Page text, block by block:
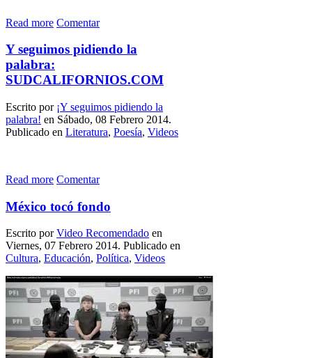
Read more Comentar
Y seguimos pidiendo la
palabra:
SUDCALIFORNIOS.COM
Escrito por ¡Y seguimos pidiendo la
palabra! en Sábado, 08 Febrero 2014.
Publicado en Literatura, Poesía, Videos
Read more Comentar
México tocó fondo
Escrito porVideo Recomendado en
Viernes, 07 Febrero 2014. Publicado en
Cultura, Educación, Política, Videos